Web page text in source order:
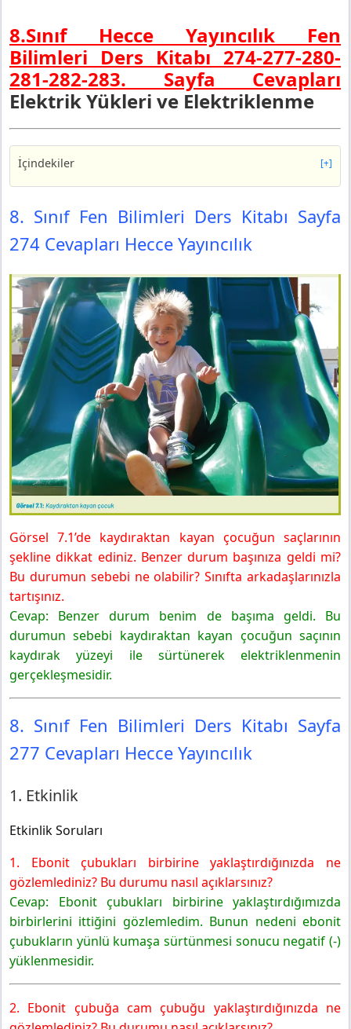
8.Sınıf Hecce Yayıncılık Fen
Bilimleri Ders Kitabı 274-277-280-
281-282-283. Sayfa Cevapları
Elektrik Yükleri ve Elektriklenme
İçindekiler [+]
8. Sınıf Fen Bilimleri Ders Kitabı Sayfa 274 Cevapları
Hecce Yayıncılık
8. Sınıf Fen Bilimleri Ders Kitabı Sayfa 277 Cevapları
Hecce Yayıncılık
8. Sınıf Fen Bilimleri Ders Kitabı Sayfa 280 Cevapları
Hecce Yayıncılık
2. Etkinlik
8. Sınıf Fen Bilimleri Ders Kitabı Sayfa 281 Cevapları
Hecce Yayıncılık
3. Etkinlik
8. Sınıf Fen Bilimleri Ders Kitabı Sayfa 282 Cevapları
Hecce Yayıncılık
4. Etkinlik
8. Sınıf Fen Bilimleri Ders Kitabı Sayfa 283 Cevapları
Hecce Yayıncılık
Bölüm Sonu Değerlendirmesi
8. Sınıf Fen Bilimleri Ders Kitabı Sayfa
274 Cevapları Hecce Yayıncılık
Görsel 7.1’de kaydıraktan kayan çocuğun saçlarının
şekline dikkat ediniz. Benzer durum başınıza geldi mi?
Bu durumun sebebi ne olabilir? Sınıfta arkadaşlarınızla
tartışınız.
Cevap: Benzer durum benim de başıma geldi. Bu
durumun sebebi kaydıraktan kayan çocuğun saçının
kaydırak yüzeyi ile sürtünerek elektriklenmenin
gerçekleşmesidir.
8. Sınıf Fen Bilimleri Ders Kitabı Sayfa
277 Cevapları Hecce Yayıncılık
1. Etkinlik
Etkinlik Soruları
1. Ebonit çubukları birbirine yaklaştırdığınızda ne
gözlemlediniz? Bu durumu nasıl açıklarsınız?
Cevap: Ebonit çubukları birbirine yaklaştırdığımızda
birbirlerini ittiğini gözlemledim. Bunun nedeni ebonit
çubukların yünlü kumaşa sürtünmesi sonucu negatif (-)
yüklenmesidir.
2. Ebonit çubuğa cam çubuğu yaklaştırdığınızda ne